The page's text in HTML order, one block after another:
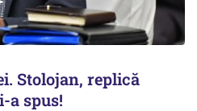
Stolojan, replică
a spus!